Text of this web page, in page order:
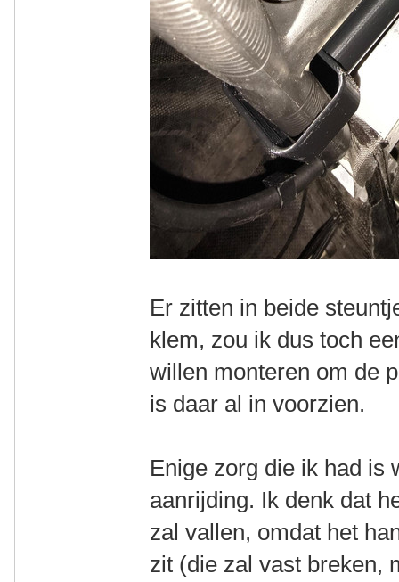
Er zitten in beide
klem, zou ik dus toch
willen monteren om de
is daar al in voorzien.
Enige zorg die ik had is
aanrijding. Ik denk dat
zal vallen, omdat het
zit (die zal vast breken,